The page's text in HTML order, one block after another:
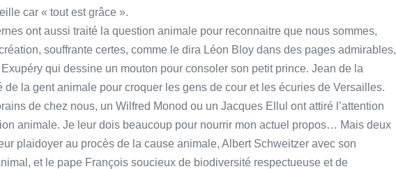
car « tout est grâce ».
ont aussi traité la question animale pour reconnaitre que nous sommes,
souffrante certes, comme le dira Léon Bloy dans des pages admirables,
qui dessine un mouton pour consoler son petit prince. Jean de la
de la gent animale pour croquer les gens de cour et les écuries de Versailles.
de chez nous, un Wilfred Monod ou un Jacques Ellul ont attiré l’attention
animale. Je leur dois beaucoup pour nourrir mon actuel propos… Mais deux
plaidoyer au procès de la cause animale, Albert Schweitzer avec son
et le pape François soucieux de biodiversité respectueuse et de